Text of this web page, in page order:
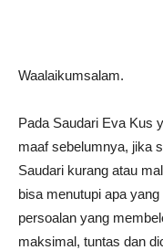
Waalaikumsalam.
Pada Saudari Eva Kus
maaf sebelumnya, jika
Saudari kurang atau
bisa menutupi apa
persoalan yang
maksimal, tuntas dan